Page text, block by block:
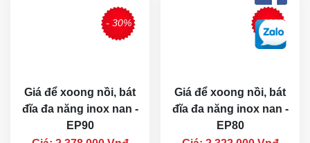
- 30%
Giá để xoong nồi, bát
đĩa đa năng inox nan -
EP90
- 29%
Giá để xoong nồi, bát
đĩa đa năng inox nan -
EP80